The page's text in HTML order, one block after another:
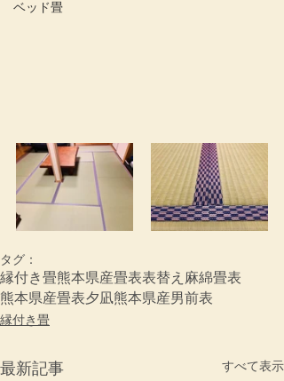
ベッド畳
タグ：
縁付き畳熊本県産畳表表替え麻綿畳表
熊本県産畳表夕凪熊本県産男前表
縁付き畳
最新記事 すべて表示